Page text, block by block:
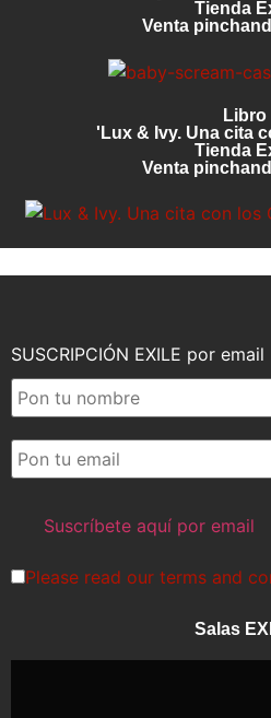
Tienda
Venta
Libro
'Lux & Ivy. Una cita
Tienda
Venta
SUSCRIPCIÓN EXILE por email
Please read our terms and
Salas